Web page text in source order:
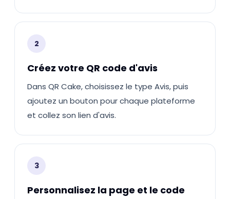
2
Créez votre QR code d'avis
Dans QR Cake, choisissez le type Avis, puis
ajoutez un bouton pour chaque plateforme
et collez son lien d'avis.
3
Personnalisez la page et le code